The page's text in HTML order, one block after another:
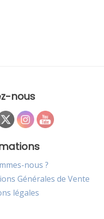
nous
nous ?
Générales de Vente
légales